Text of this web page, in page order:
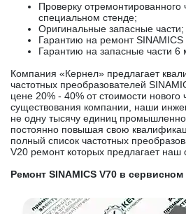
Проверку отремонтированного
специальном стенде;
Оригинальные запасные части;
Гарантию на ремонт
Гарантию на запасные части 6
Компания «Кернел» предлагает
частотных преобразователей
цене 20% - 40% от стоимости нового
существования компании, наши
не одну тысячу единиц
постоянно повышая свою
полный список частотных
V20 ремонт которых предлагает наш
Ремонт SINAMICS V70 в